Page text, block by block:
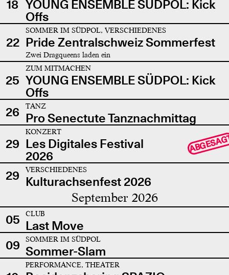
18 YOUNG ENSEMBLE SÜDPOL: Kick
Offs
22
SOMMER IM SÜDPOL, VERSCHIEDENES
Pride Zentralschweiz Sommerfest
Zwei Dragqueens laden ein
25
ZUM MITMACHEN
YOUNG ENSEMBLE SÜDPOL: Kick
Offs
26
TANZ
Pro Senectute Tanznachmittag
29
KONZERT
Les Digitales Festival
2026
29 VERSCHIEDENES
Kulturachsenfest 2026
September 2026
05 CLUB
Last Move
09
SOMMER IM SÜDPOL
Sommer-Slam
PERFORMANCE, THEATER